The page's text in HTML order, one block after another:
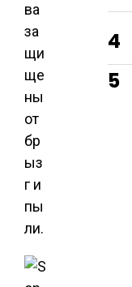
ва
за
щи
ще
ны
от
бр
ыз
г и
пы
ли.